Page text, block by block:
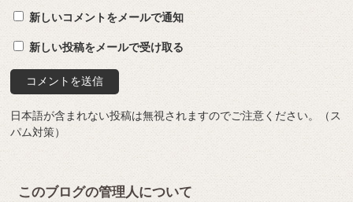
新しいコメントをメールで通知
新しい投稿をメールで受け取る
日本語が含まれない投稿は無視されますのでご注意ください。（ス
パム対策）
このブログの管理人について